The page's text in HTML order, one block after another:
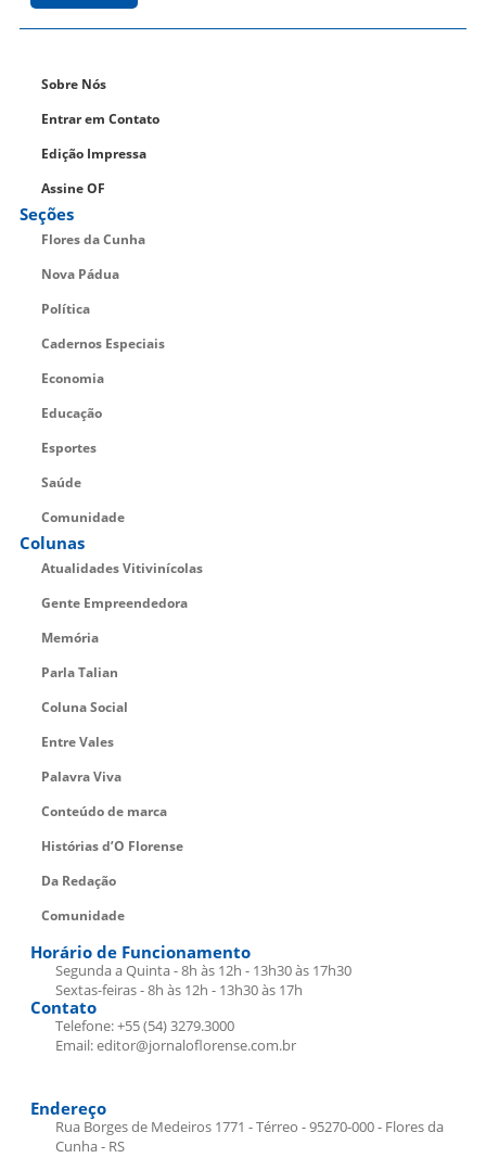
Sobre Nós
Entrar em Contato
Edição Impressa
Assine OF
Seções
Flores da Cunha
Nova Pádua
Política
Cadernos Especiais
Economia
Educação
Esportes
Saúde
Comunidade
Colunas
Atualidades Vitivinícolas
Gente Empreendedora
Memória
Parla Talian
Coluna Social
Entre Vales
Palavra Viva
Conteúdo de marca
Histórias d’O Florense
Da Redação
Comunidade
Horário de Funcionamento
Segunda a Quinta - 8h às 12h - 13h30 às 17h30
Sextas-feiras - 8h às 12h - 13h30 às 17h
Contato
Telefone: +55 (54) 3279.3000
Email: editor@jornaloflorense.com.br
Endereço
Rua Borges de Medeiros 1771 - Térreo - 95270-000 - Flores da
Cunha - RS